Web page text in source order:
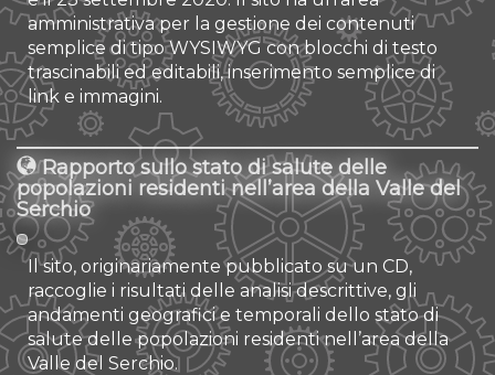
amministrativa per la gestione dei contenuti
semplice di tipo WYSIWYG con blocchi di testo
trascinabili ed editabili, inserimento semplice di
link e immagini.
Rapporto sullo stato di salute delle
popolazioni residenti nell’area della Valle del
Serchio
Il sito, originariamente pubblicato su un CD,
raccoglie i risultati delle analisi descrittive, gli
andamenti geografici e temporali dello stato di
salute delle popolazioni residenti nell’area della
Valle del Serchio.